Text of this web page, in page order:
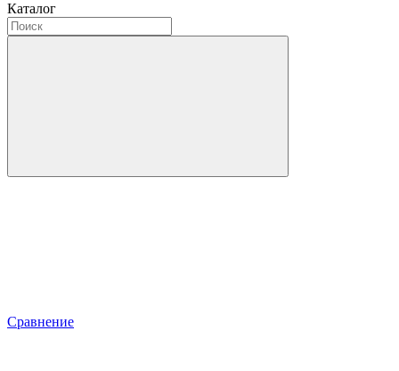
Каталог
Сравнение